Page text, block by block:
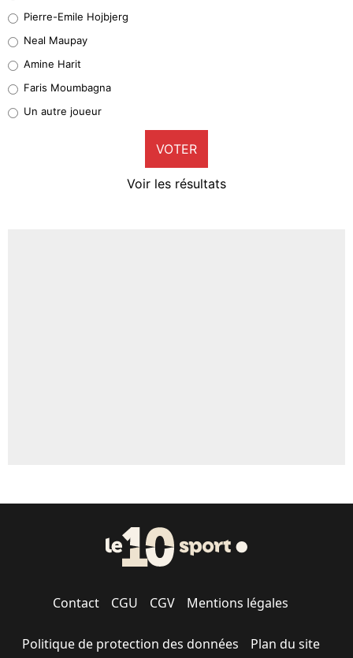
4%
1%
9%
Pierre-Emile Hojbjerg
Neal Maupay
Amine Harit
Faris Moumbagna
Un autre joueur
VOTER
Voir les résultats
Contact CGU CGV Mentions légales
Politique de protection des données Plan du site